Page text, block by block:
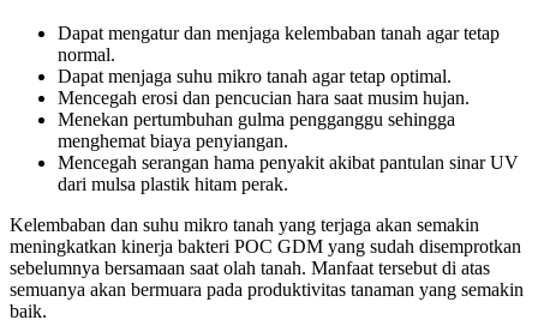
Dapat mengatur dan menjaga kelembaban tanah agar tetap
normal.
Dapat menjaga suhu mikro tanah agar tetap optimal.
Mencegah erosi dan pencucian hara saat musim hujan.
Menekan pertumbuhan gulma pengganggu sehingga
menghemat biaya penyiangan.
Mencegah serangan hama penyakit akibat pantulan sinar UV
dari mulsa plastik hitam perak.
Kelembaban dan suhu mikro tanah yang terjaga akan semakin
meningkatkan kinerja bakteri POC GDM yang sudah disemprotkan
sebelumnya bersamaan saat olah tanah. Manfaat tersebut di atas
semuanya akan bermuara pada produktivitas tanaman yang semakin
baik.